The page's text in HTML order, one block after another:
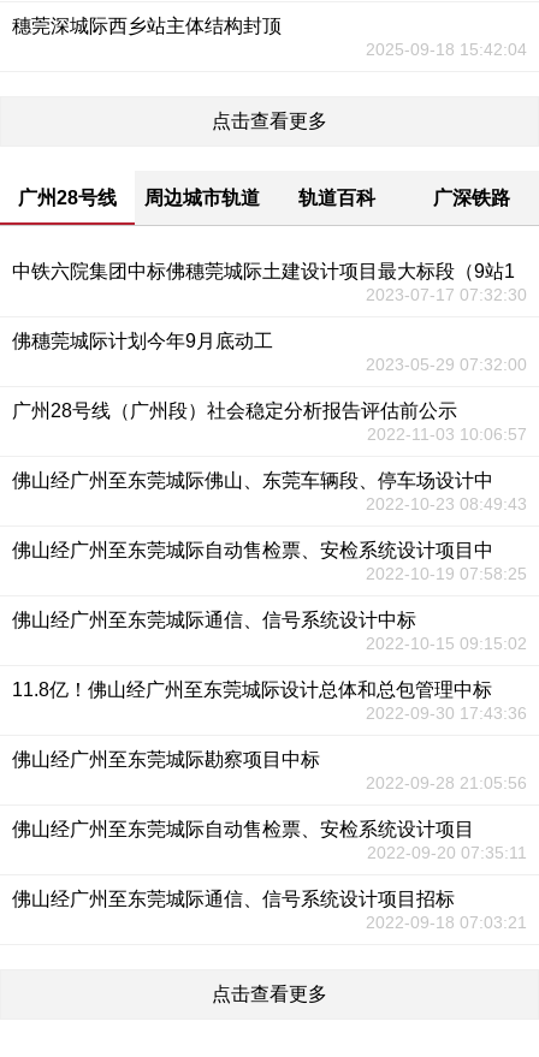
穗莞深城际西乡站主体结构封顶
2025-09-18 15:42:04
点击查看更多
广州28号线 周边城市轨道 轨道百科 广深铁路
中铁六院集团中标佛穗莞城际土建设计项目最大标段（9站1
2023-07-17 07:32:30
佛穗莞城际计划今年9月底动工
2023-05-29 07:32:00
广州28号线（广州段）社会稳定分析报告评估前公示
2022-11-03 10:06:57
佛山经广州至东莞城际佛山、东莞车辆段、停车场设计中
2022-10-23 08:49:43
佛山经广州至东莞城际自动售检票、安检系统设计项目中
2022-10-19 07:58:25
佛山经广州至东莞城际通信、信号系统设计中标
2022-10-15 09:15:02
11.8亿！佛山经广州至东莞城际设计总体和总包管理中标
2022-09-30 17:43:36
佛山经广州至东莞城际勘察项目中标
2022-09-28 21:05:56
佛山经广州至东莞城际自动售检票、安检系统设计项目
2022-09-20 07:35:11
佛山经广州至东莞城际通信、信号系统设计项目招标
2022-09-18 07:03:21
点击查看更多